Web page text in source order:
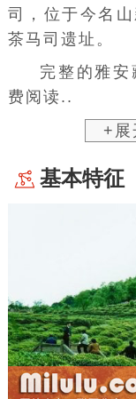
司，位于今名
茶马司遗址。
完整的雅
费阅读..
+展
基本特征